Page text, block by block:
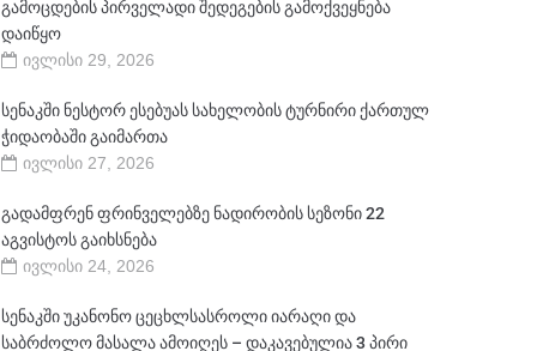
გამოცდების პირველადი შედეგების გამოქვეყნება
დაიწყო
ივლისი 29, 2026
სენაკში ნესტორ ესებუას სახელობის ტურნირი ქართულ
ჭიდაობაში გაიმართა
ივლისი 27, 2026
გადამფრენ ფრინველებზე ნადირობის სეზონი 22
აგვისტოს გაიხსნება
ივლისი 24, 2026
სენაკში უკანონო ცეცხლსასროლი იარაღი და
საბრძოლო მასალა ამოიღეს – დაკავებულია 3 პირი